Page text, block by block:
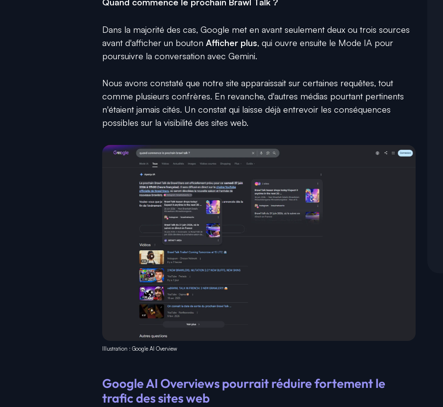
Dans la majorité des cas, Google met en avant seulement deux ou trois sources
avant d'afficher un bouton Afficher plus, qui ouvre ensuite le Mode IA pour
poursuivre la conversation avec Gemini.
Nous avons constaté que notre site apparaissait sur certaines requêtes, tout
comme plusieurs confrères. En revanche, d'autres médias pourtant pertinents
n'étaient jamais cités. Un constat qui laisse déjà entrevoir les conséquences
possibles sur la visibilité des sites web.
Illustration : Google AI Overview
Google AI Overviews pourrait réduire fortement le
trafic des sites web